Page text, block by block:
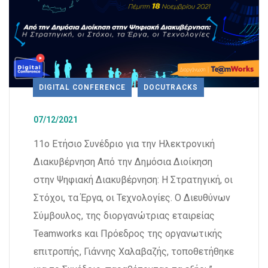
DIGITAL CONFERENCE DOCUTRACKS
07/12/2021
11ο Ετήσιο Συνέδριο για την Ηλεκτρονική
Διακυβέρνηση Από την Δημόσια Διοίκηση
στην Ψηφιακή Διακυβέρνηση: Η Στρατηγική, οι
Στόχοι, τα Έργα, οι Τεχνολογίες. Ο Διευθύνων
Σύμβουλος, της διοργανώτριας εταιρείας
Teamworks και Πρόεδρος της οργανωτικής
επιτροπής, Γιάννης Χαλαβαζής, τοποθετήθηκε